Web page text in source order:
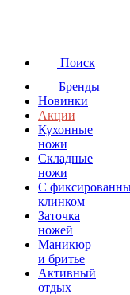
Поиск
Бренды
Новинки
Акции
Кухонные
ножи
Складные
ножи
C
клинком
Заточка
ножей
Маникюр
и бритье
Активный
отдых